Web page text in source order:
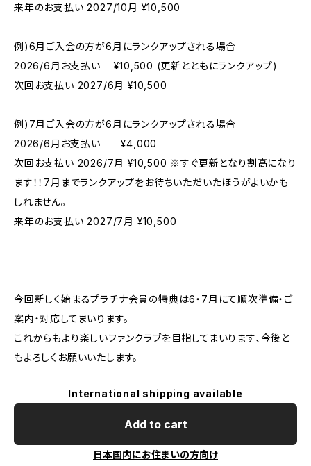
来年のお支払い 2027/10月 ¥10,500
例)6月ご入会の方が6月にランクアップされる場合
2026/6月お支払い ¥10,500 (更新とともにランクアップ)
次回お支払い 2027/6月 ¥10,500
例)7月ご入会の方が6月にランクアップされる場合
2026/6月お支払い ¥4,000
次回お支払い 2026/7月 ¥10,500 ※すぐ更新となり割高になり
ます！！7月までランクアップをお待ちいただいたほうがよいかも
しれません。
来年のお支払い 2027/7月 ¥10,500
今回新しく始まるプラチナ会員の特典は6・7月にて順次準備・ご
案内・対応してまいります。
これからもより楽しいファンクラブを目指してまいります、今後と
もよろしくお願いいたします。
International shipping available
Add to cart
日本国内にお住まいの方向け